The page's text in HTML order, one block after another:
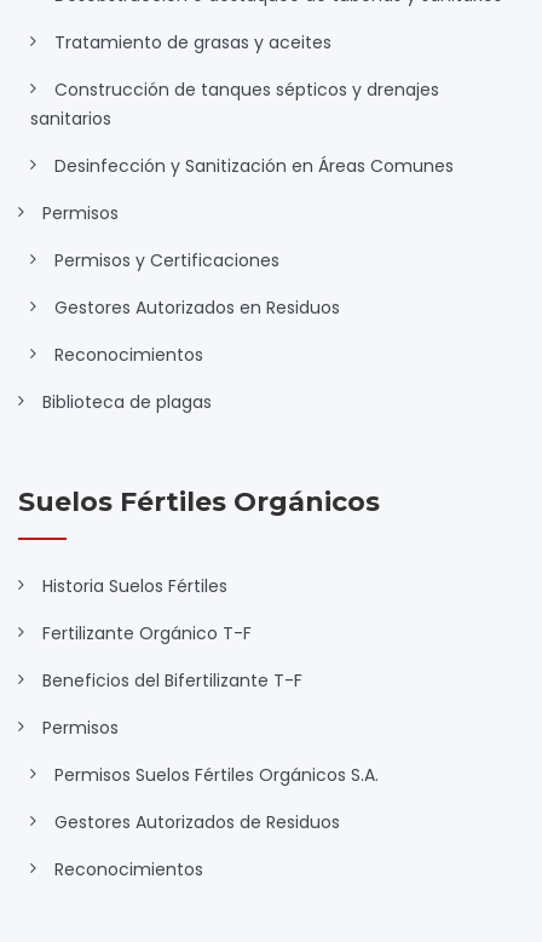
Tratamiento de grasas y aceites
Construcción de tanques sépticos y drenajes
sanitarios
Desinfección y Sanitización en Áreas Comunes
Permisos
Permisos y Certificaciones
Gestores Autorizados en Residuos
Reconocimientos
Biblioteca de plagas
Suelos Fértiles Orgánicos
Historia Suelos Fértiles
Fertilizante Orgánico T-F
Beneficios del Bifertilizante T-F
Permisos
Permisos Suelos Fértiles Orgánicos S.A.
Gestores Autorizados de Residuos
Reconocimientos